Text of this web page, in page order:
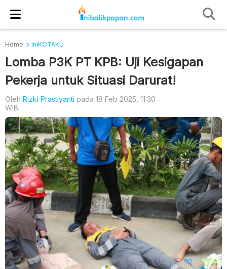
Home iniKOTAKU
Lomba P3K PT KPB: Uji Kesigapan
Pekerja untuk Situasi Darurat!
Oleh Rizki Prastiyanti pada 18 Feb 2025, 11:30
WIB